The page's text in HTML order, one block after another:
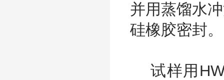
并用蒸馏水
硅橡胶密封。
试样用